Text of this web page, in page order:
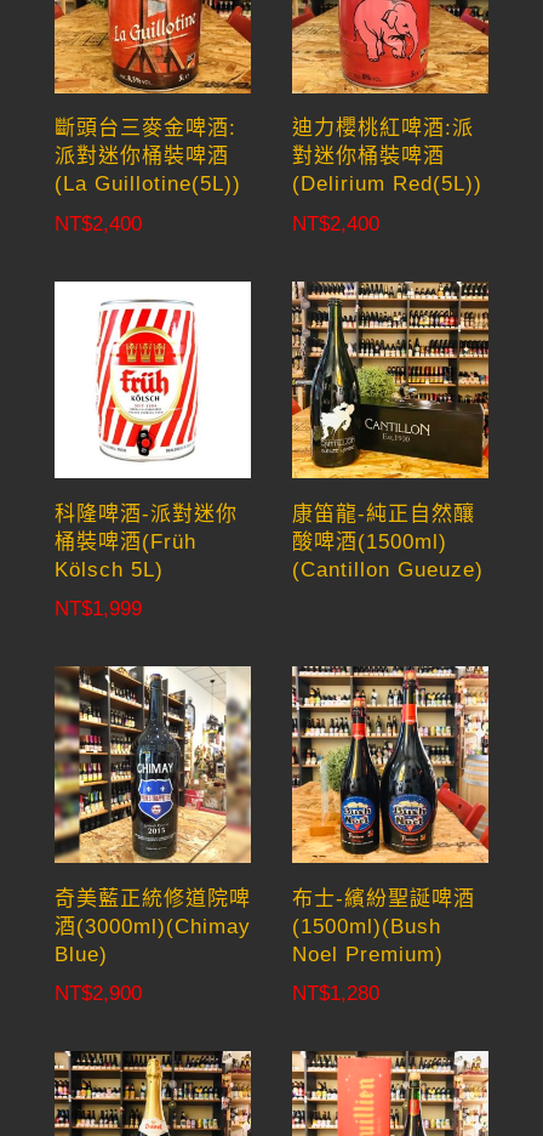
斷頭台三麥金啤酒:
派對迷你桶裝啤酒
(La Guillotine(5L))
NT$2,400
迪力櫻桃紅啤酒:派
對迷你桶裝啤酒
(Delirium Red(5L))
NT$2,400
科隆啤酒-派對迷你
桶裝啤酒(Früh
Kölsch 5L)
NT$1,999
康笛龍-純正自然釀
酸啤酒(1500ml)
(Cantillon Gueuze)
奇美藍正統修道院啤
酒(3000ml)(Chimay
Blue)
NT$2,900
布士-繽紛聖誕啤酒
(1500ml)(Bush
Noel Premium)
NT$1,280